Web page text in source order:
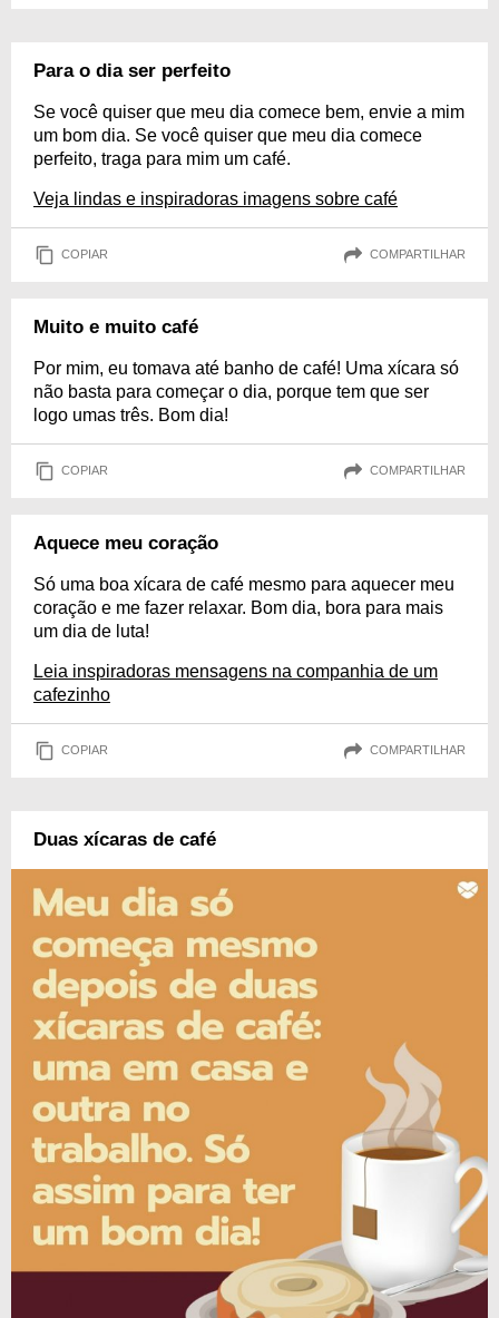
Para o dia ser perfeito
Se você quiser que meu dia comece bem, envie a mim
um bom dia. Se você quiser que meu dia comece
perfeito, traga para mim um café.
Veja lindas e inspiradoras imagens sobre café
COPIAR COMPARTILHAR
Muito e muito café
Por mim, eu tomava até banho de café! Uma xícara só
não basta para começar o dia, porque tem que ser
logo umas três. Bom dia!
COPIAR COMPARTILHAR
Aquece meu coração
Só uma boa xícara de café mesmo para aquecer meu
coração e me fazer relaxar. Bom dia, bora para mais
um dia de luta!
Leia inspiradoras mensagens na companhia de um
cafezinho
COPIAR COMPARTILHAR
Duas xícaras de café